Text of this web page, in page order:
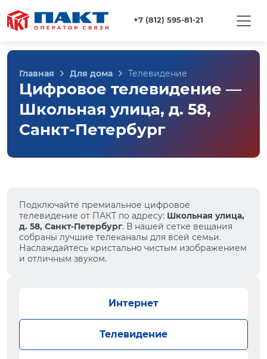
+7 (812) 595-81-21
Главная Для дома Телевидение
Цифровое телевидение —
Школьная улица, д. 58,
Санкт-Петербург
Подключайте премиальное цифровое
телевидение от ПАКТ по адресу: Школьная улица,
д. 58, Санкт-Петербург. В нашей сетке вещания
собраны лучшие телеканалы для всей семьи.
Наслаждайтесь кристально чистым изображением
и отличным звуком.
Интернет
Телевидение